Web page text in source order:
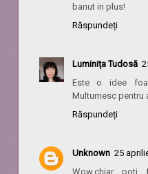
banut in plus!
Răspundeți
Luminița Tudosă
Este o idee
Multumesc pentru
Răspundeți
Unknown 25
Wow,chiar